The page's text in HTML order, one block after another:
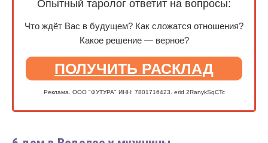
Опытный таролог ответит на вопросы:
Что ждёт Вас в будущем? Как сложатся отношения?
Какое решение — верное?
ПОЛУЧИТЬ РАСКЛАД
Реклама. ООО "ФУТУРА" ИНН: 7801716423. erid 2RanykSqCTc